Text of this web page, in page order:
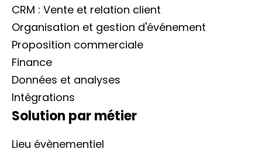
CRM : Vente et relation client
Organisation et gestion d'événement
Proposition commerciale
Finance
Données et analyses
Intégrations
Solution par métier
Lieu évènementiel